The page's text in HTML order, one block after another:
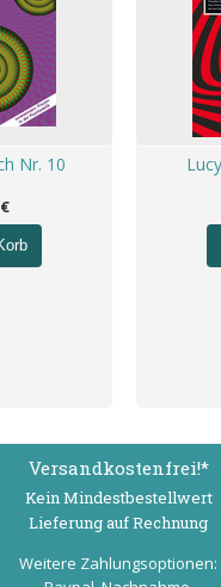
Nr. 10
Versand­kostenfrei!*
Kein Mindest­bestell­wert
Lieferung auf Rechnung
Weitere Zahlungs­optionen: